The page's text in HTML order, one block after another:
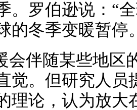
。罗伯逊说：“
的冬季变暖暂停
会伴随某些地区
觉。但研究人员
理论，认为放大